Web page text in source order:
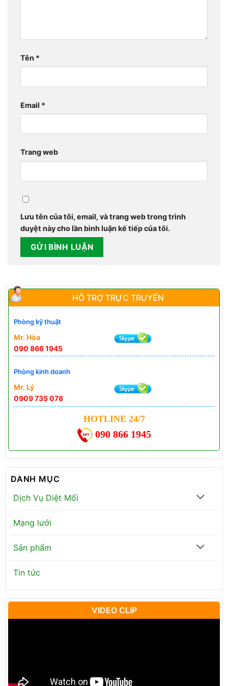
HỖ TRỢ TRỰC TRUYẾN
Phòng kỹ thuật
Mr. Hòa
090 866 1945
Phòng kinh doanh
Mr. Lý
0909 735 078
HOTLINE 24/7
090 866 1945
DANH MỤC
Dịch Vụ Diệt Mối
Mạng lưới
Sản phẩm
Tin tức
VIDEO CLIP
Tên *
Email *
Trang web
Lưu tên của tôi, email, và trang web trong trình
duyệt này cho lần bình luận kế tiếp của tôi.